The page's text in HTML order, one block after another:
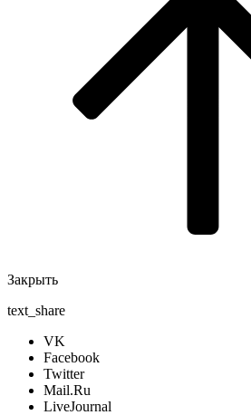
Закрыть
text_share
VK
Facebook
Twitter
Mail.Ru
LiveJournal